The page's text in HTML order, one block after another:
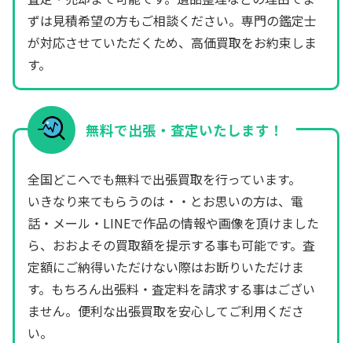
ずは見積希望の方もご相談ください。専門の鑑定士
が対応させていただくため、高価買取をお約束しま
す。
無料で出張・査定いたします！
全国どこへでも無料で出張買取を行っています。
いきなり来てもらうのは・・とお思いの方は、電
話・メール・LINEで作品の情報や画像を頂けました
ら、おおよその買取額を提示する事も可能です。査
定額にご納得いただけない際はお断りいただけま
す。もちろん出張料・査定料を請求する事はござい
ません。便利な出張買取を安心してご利用くださ
い。